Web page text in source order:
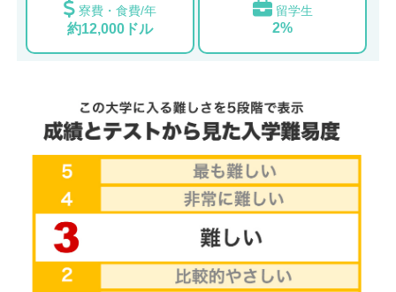
寮費・食費/年
約12,000ドル
留学生
2%